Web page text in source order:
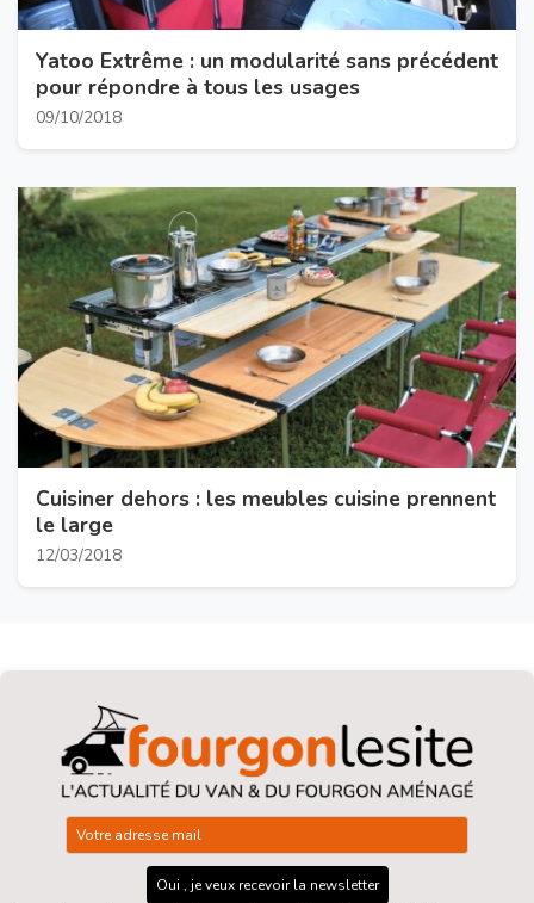
Yatoo Extrême : un modularité sans précédent
pour répondre à tous les usages
09/10/2018
Cuisiner dehors : les meubles cuisine prennent
le large
12/03/2018
Oui , je veux recevoir la newsletter